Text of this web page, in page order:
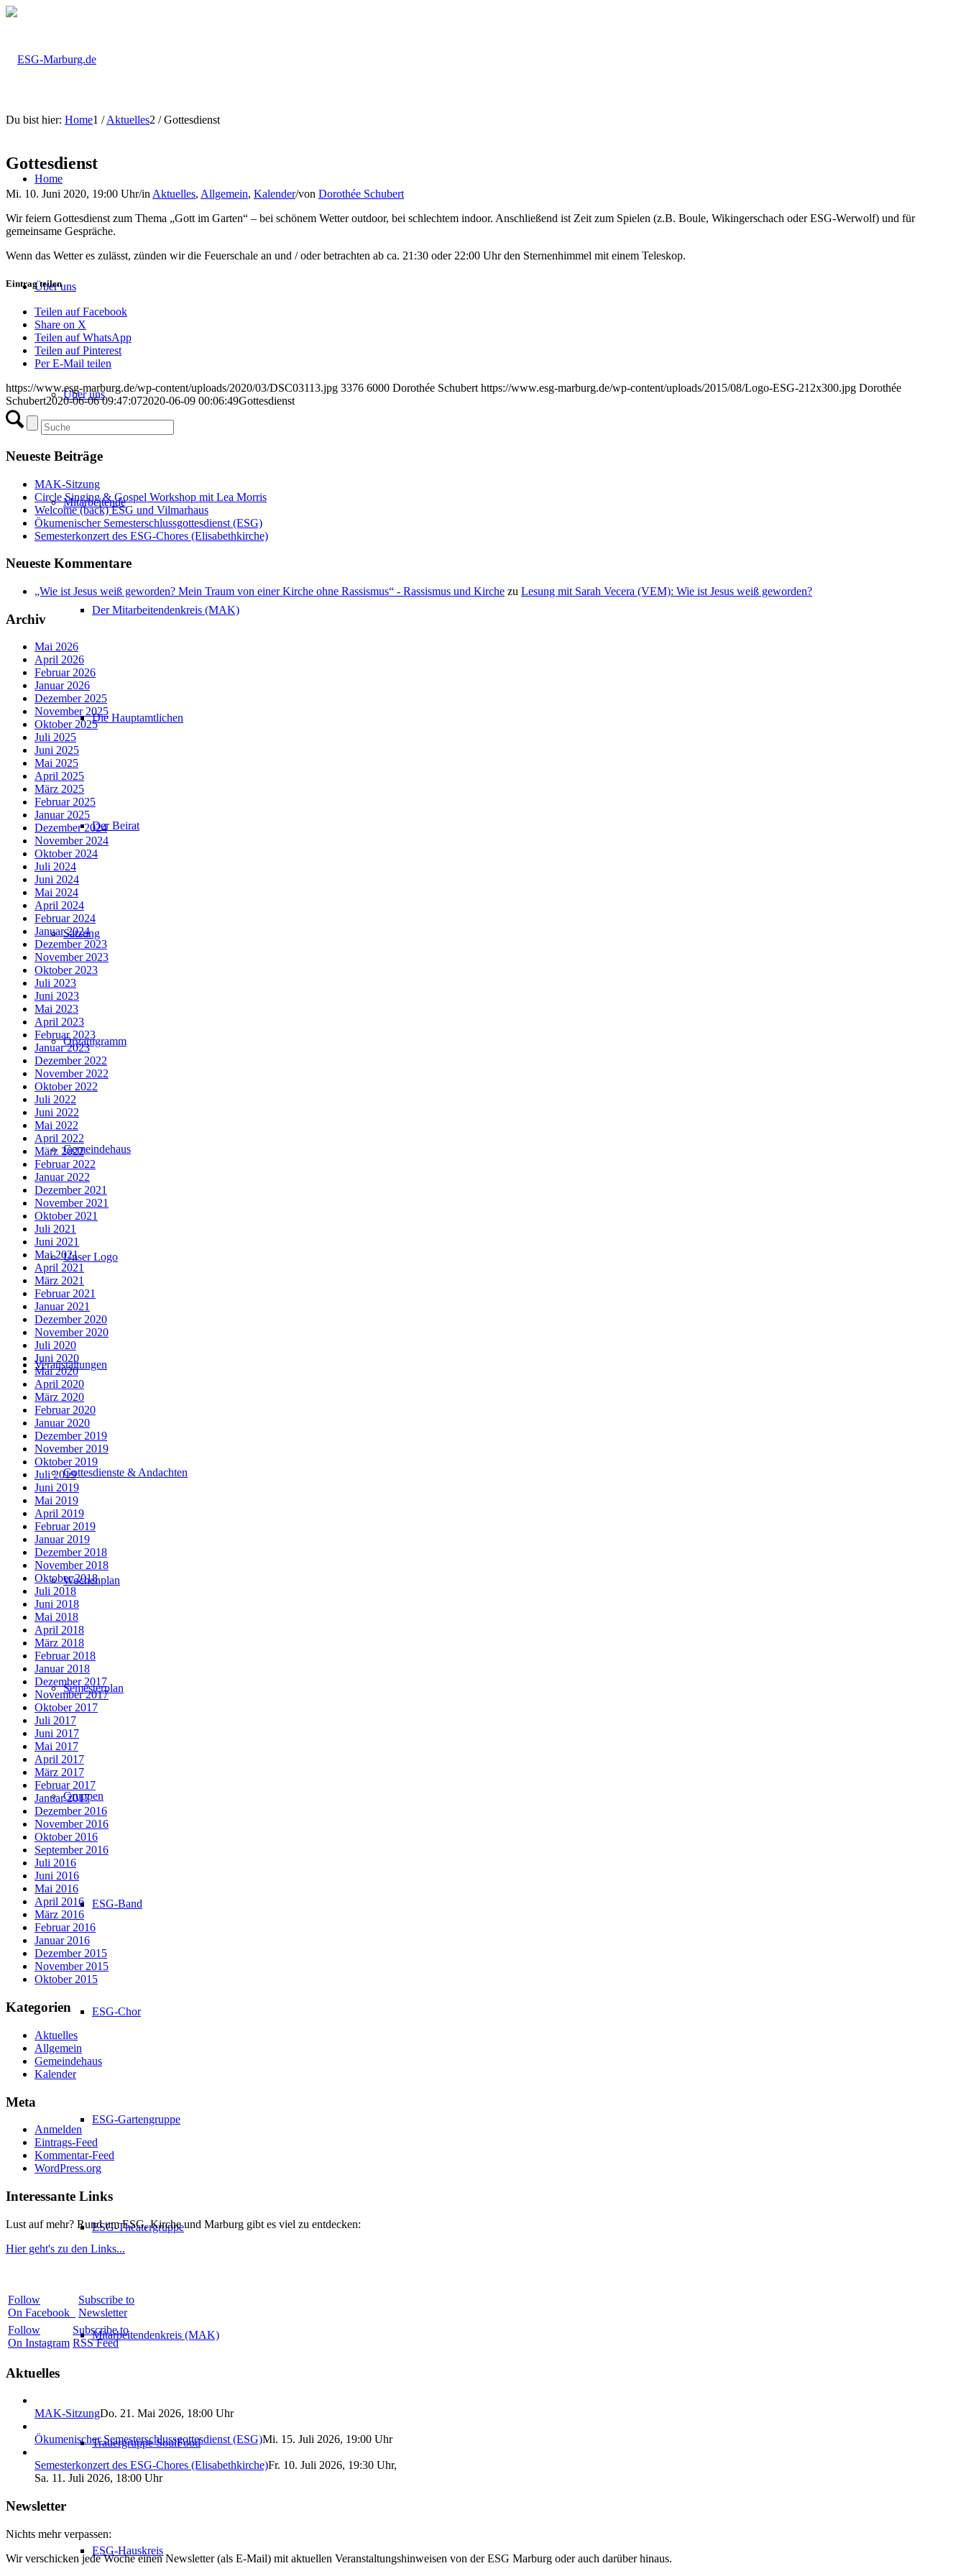
Home
Über uns
Über uns
Mitarbeitende
Der Mitarbeitendenkreis (MAK)
Die Hauptamtlichen
Der Beirat
Satzung
Organigramm
Gemeindehaus
Unser Logo
Veranstaltungen
Gottesdienste & Andachten
Wochenplan
Semesterplan
Gruppen
ESG-Band
ESG-Chor
ESG-Gartengruppe
ESG-Theatergruppe
Mitarbeitendenkreis (MAK)
Trauergruppe SoulFood
ESG-Hauskreis
Du bist hier: Home1 / Aktuelles2 / Gottesdienst
Gottesdienst
Mi. 10. Juni 2020, 19:00 Uhr/in Aktuelles, Allgemein, Kalender/von Dorothée Schubert
Wir feiern Gottesdienst zum Thema „Gott im Garten“ – bei schönem Wetter outdoor, bei schlechtem indoor. Anschließend ist Zeit zum Spielen (z.B. Boule, Wikingerschach oder ESG-Werwolf) und für
gemeinsame Gespräche.
Wenn das Wetter es zulässt, zünden wir die Feuerschale an und / oder betrachten ab ca. 21:30 oder 22:00 Uhr den Sternenhimmel mit einem Teleskop.
Eintrag teilen
Teilen auf Facebook
Share on X
Teilen auf WhatsApp
Teilen auf Pinterest
Per E-Mail teilen
https://www.esg-marburg.de/wp-content/uploads/2020/03/DSC03113.jpg 3376 6000 Dorothée Schubert https://www.esg-marburg.de/wp-content/uploads/2015/08/Logo-ESG-212x300.jpg Dorothée
Schubert2020-06-06 09:47:072020-06-09 00:06:49Gottesdienst
Neueste Beiträge
MAK-Sitzung
Circle Singing & Gospel Workshop mit Lea Morris
Welcome (back) ESG und Vilmarhaus
Ökumenischer Semesterschlussgottesdienst (ESG)
Semesterkonzert des ESG-Chores (Elisabethkirche)
Neueste Kommentare
„Wie ist Jesus weiß geworden? Mein Traum von einer Kirche ohne Rassismus“ - Rassismus und Kirche zu Lesung mit Sarah Vecera (VEM): Wie ist Jesus weiß geworden?
Archiv
Mai 2026
April 2026
Februar 2026
Januar 2026
Dezember 2025
November 2025
Oktober 2025
Juli 2025
Juni 2025
Mai 2025
April 2025
März 2025
Februar 2025
Januar 2025
Dezember 2024
November 2024
Oktober 2024
Juli 2024
Juni 2024
Mai 2024
April 2024
Februar 2024
Januar 2024
Dezember 2023
November 2023
Oktober 2023
Juli 2023
Juni 2023
Mai 2023
April 2023
Februar 2023
Januar 2023
Dezember 2022
November 2022
Oktober 2022
Juli 2022
Juni 2022
Mai 2022
April 2022
März 2022
Februar 2022
Januar 2022
Dezember 2021
November 2021
Oktober 2021
Juli 2021
Juni 2021
Mai 2021
April 2021
März 2021
Februar 2021
Januar 2021
Dezember 2020
November 2020
Juli 2020
Juni 2020
Mai 2020
April 2020
März 2020
Februar 2020
Januar 2020
Dezember 2019
November 2019
Oktober 2019
Juli 2019
Juni 2019
Mai 2019
April 2019
Februar 2019
Januar 2019
Dezember 2018
November 2018
Oktober 2018
Juli 2018
Juni 2018
Mai 2018
April 2018
März 2018
Februar 2018
Januar 2018
Dezember 2017
November 2017
Oktober 2017
Juli 2017
Juni 2017
Mai 2017
April 2017
März 2017
Februar 2017
Januar 2017
Dezember 2016
November 2016
Oktober 2016
September 2016
Juli 2016
Juni 2016
Mai 2016
April 2016
März 2016
Februar 2016
Januar 2016
Dezember 2015
November 2015
Oktober 2015
Kategorien
Aktuelles
Allgemein
Gemeindehaus
Kalender
Meta
Anmelden
Eintrags-Feed
Kommentar-Feed
WordPress.org
Interessante Links
Lust auf mehr? Rund um ESG, Kirche und Marburg gibt es viel zu entdecken:
Hier geht's zu den Links...
Follow
On Facebook
Subscribe to
Newsletter
Follow
On Instagram
Subscribe to
RSS Feed
Aktuelles
MAK-SitzungDo. 21. Mai 2026, 18:00 Uhr
Ökumenischer Semesterschlussgottesdienst (ESG)Mi. 15. Juli 2026, 19:00 Uhr
Semesterkonzert des ESG-Chores (Elisabethkirche)Fr. 10. Juli 2026, 19:30 Uhr,
Sa. 11. Juli 2026, 18:00 Uhr
Newsletter
Nichts mehr verpassen:
Wir verschicken jede Woche einen Newsletter (als E-Mail) mit aktuellen Veranstaltungshinweisen von der ESG Marburg oder auch darüber hinaus.